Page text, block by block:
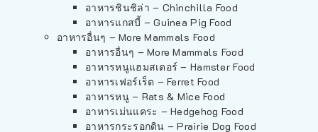
อาหารชินชิล่า – Chinchilla Food
อาหารแกสบี้ – Guinea Pig Food
อาหารอื่นๆ – More Mammals Food
อาหารอื่นๆ – More Mammals Food
อาหารหนูแฮมสเตอร์ – Hamster Food
อาหารเฟอร์เร็ต – Ferret Food
อาหารหนู – Rats & Mice Food
อาหารเม่นแคระ – Hedgehog Food
อาหารกระรอกดิน – Prairie Dog Food